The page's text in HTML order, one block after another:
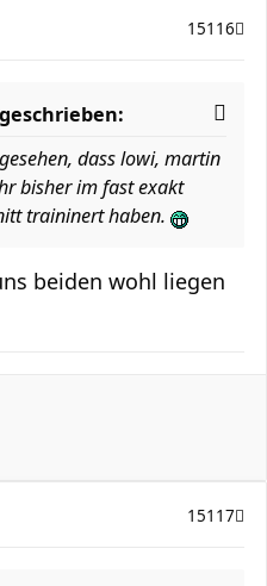
15116
dass lowi, martin
bisher im fast exakt
traininert haben.
beiden wohl liegen
15117